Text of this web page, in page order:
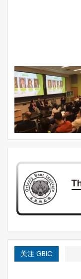
关注 GBIC